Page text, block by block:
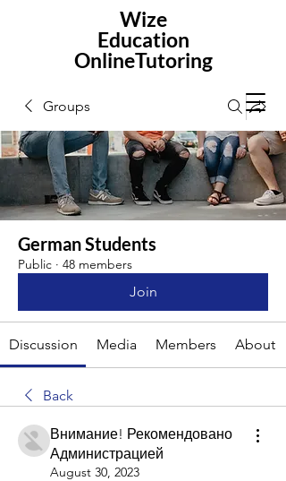
Wize
Education
OnlineTutoring
Groups
German Students
Public · 48 members
Join
Discussion Media Members About
Back
Внимание! Рекомендовано
Администрацией
August 30, 2023